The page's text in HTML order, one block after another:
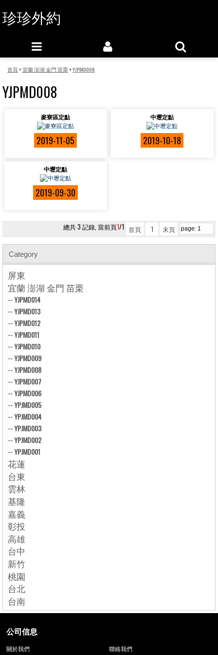
珍珍外約
首頁>宜蘭 澎湖 金門 苗栗>YJPMD008
YJPMD008
麥寮區定點
2019-11-05
中壢定點
2019-10-18
中壢定點
2019-09-30
總共 3 記錄, 當前頁1/1 首頁 1 末頁
Category
屏東
宜蘭 澎湖 金門 苗栗
--YJPMD014
--YJPMD013
--YJPMD012
--YJPMD011
--YJPMD010
--YJPMD009
--YJPMD008
--YJPMD007
--YJPMD006
--YPJMD005
--YPJMD004
--YPJMD003
--YPJMD002
--YPJMD001
花蓮
台東
雲林
基隆
嘉義
彰投
高雄
台中
新竹
桃園
台北
台南
公司信息
關於我們
聯絡我們